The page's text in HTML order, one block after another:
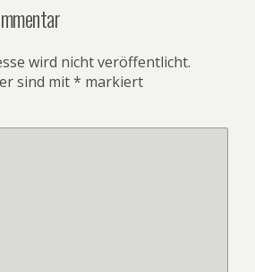
wird nicht veröffentlicht.
sind mit* markiert